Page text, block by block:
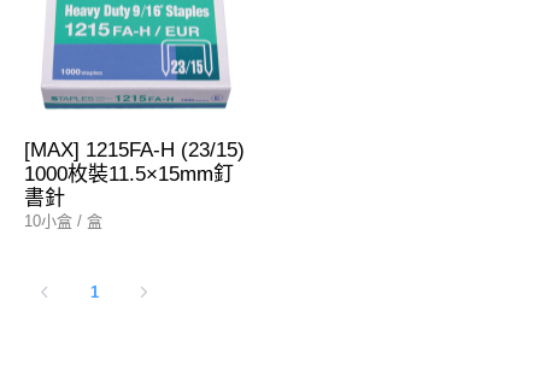
[MAX] 1215FA-H (23/15)
1000枚裝11.5×15mm釘
書針
10小盒 / 盒
1